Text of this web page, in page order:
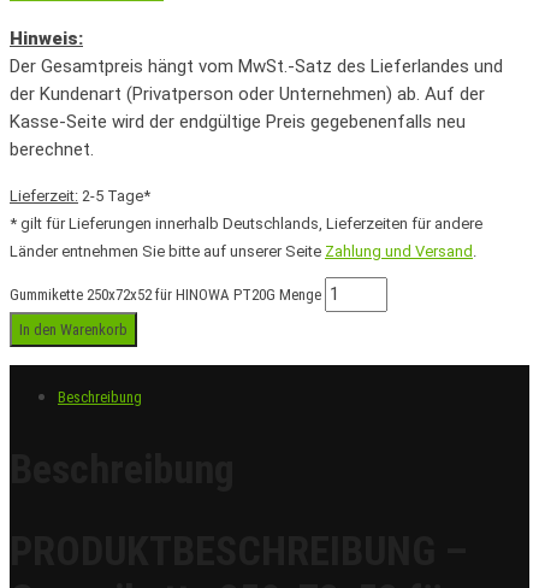
Hinweis:
Der Gesamtpreis hängt vom MwSt.-Satz des Lieferlandes und
der Kundenart (Privatperson oder Unternehmen) ab. Auf der
Kasse-Seite wird der endgültige Preis gegebenenfalls neu
berechnet.
Lieferzeit: 2-5 Tage*
* gilt für Lieferungen innerhalb Deutschlands, Lieferzeiten für andere
Länder entnehmen Sie bitte auf unserer Seite Zahlung und Versand
Gummikette 250x72x52 für HINOWA PT20G Menge
In den Warenkorb
Beschreibung